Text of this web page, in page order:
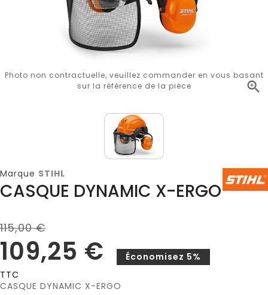

Photo non contractuelle, veuillez commander en vous basant
sur la référence de la pièce
Marque STIHL
CASQUE DYNAMIC X-ERGO
115,00 €
109,25 €
Économisez 5%
TTC
CASQUE DYNAMIC X-ERGO